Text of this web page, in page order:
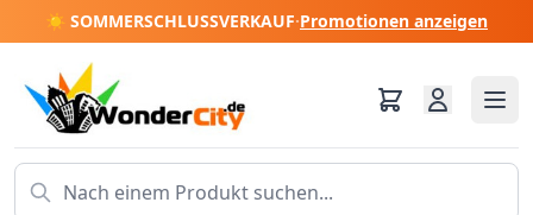
☀️ SOMMERSCHLUSSVERKAUF·Promotionen anzeigen